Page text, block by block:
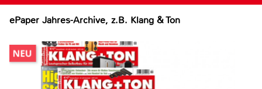
ePaper Jahres-Archive, z.B. Klang & Ton